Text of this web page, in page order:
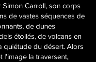
Simon Carroll, son corps
de vastes séquences de
de dunes
étoilés, de volcans en
quiétude du désert. Alors
l’image la traversent,